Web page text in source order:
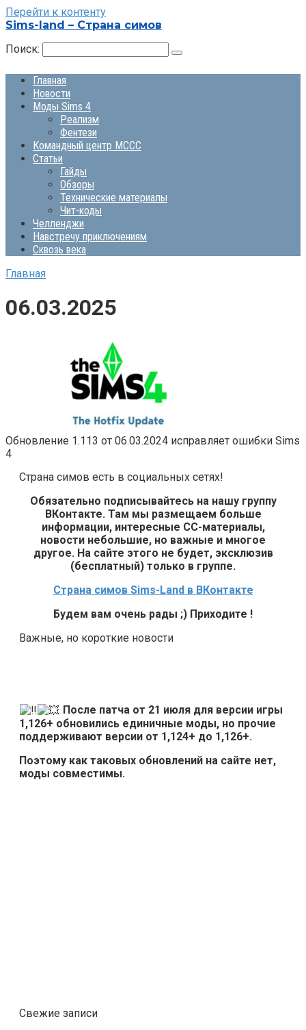
Перейти к контенту
Sims-land – Страна симов
Поиск:
Главная
Новости
Моды Sims 4
Реализм
Фентези
Командный центр MCCC
Статьи
Гайды
Обзоры
Технические материалы
Чит-коды
Челленджи
Навстречу приключениям
Сквозь века
Главная
06.03.2025
Обновление 1.113 от 06.03.2024 исправляет ошибки Sims
4
Страна симов есть в социальных сетях!
Обязательно подписывайтесь на нашу группу
ВКонтакте. Там мы размещаем больше
информации, интересные СС-материалы,
новости небольшие, но важные и многое
другое. На сайте этого не будет, эксклюзив
(бесплатный) только в группе.
Страна симов Sims-Land в ВКонтакте
Будем вам очень рады ;) Приходите !
Важные, но короткие новости
После патча от 21 июля для версии игры
1,126+ обновились единичные моды, но прочие
поддерживают версии от 1,124+ до 1,126+.
Поэтому как таковых обновлений на сайте нет,
моды совместимы.
Свежие записи